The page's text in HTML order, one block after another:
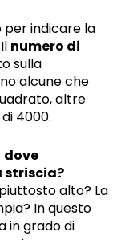
per indicare la
numero di
sulla
alcune che
altre
4000.
dove
striscia?
alto? La
In questo
in grado di